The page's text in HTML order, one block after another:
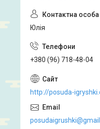
Юлія
+380 (96) 718-48-04
http://posuda-